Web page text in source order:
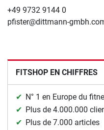
+49 9732 9144 0
pfister@dittmann-
FITSHOP EN CHIFFRES
N° 1 en Europe du
Plus de 4.000.000
Plus de 7.000 articles